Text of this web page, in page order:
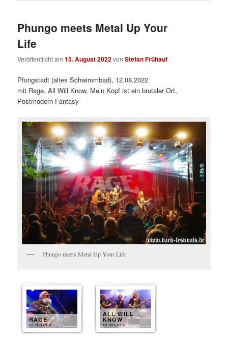
Phungo meets Metal Up Your
Life
Veröffentlicht am15. August 2022vonStefan Frühauf
Pfungstadt (altes Schwimmbad), 12.08.2022
mit Rage, All Will Know, Mein Kopf ist ein brutaler Ort,
Postmodern Fantasy
Phungo meets Metal Up Your Life
RAGE
15 BILDER
ALL WILL
KNOW
12 BILDER